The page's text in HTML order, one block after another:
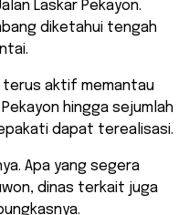
Laskar Pekayon.
diketahui tengah
terus aktif memantau
hingga sejumlah
dapat terealisasi.
Apa yang segera
dinas terkait juga